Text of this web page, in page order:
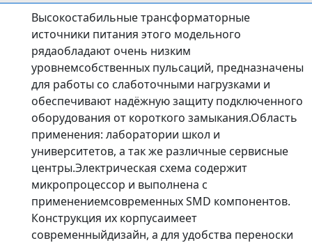
Высокостабильные трансформаторные
источники питания этого модельного
рядаобладают очень низким
уровнемсобственных пульсаций, предназначены
для работы со слаботочными нагрузками и
обеспечивают надёжную защиту подключенного
оборудования от короткого замыкания.Область
применения: лаборатории школ и
университетов, а так же различные сервисные
центры.Электрическая схема содержит
микропроцессор и выполнена с
применениемсовременных SMD компонентов.
Конструкция их корпусаимеет
современныйдизайн, а для удобства переноски